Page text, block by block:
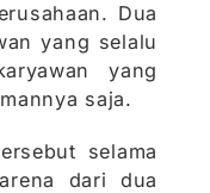
Dua
yang selalu
yang
saja.
selama
dari dua